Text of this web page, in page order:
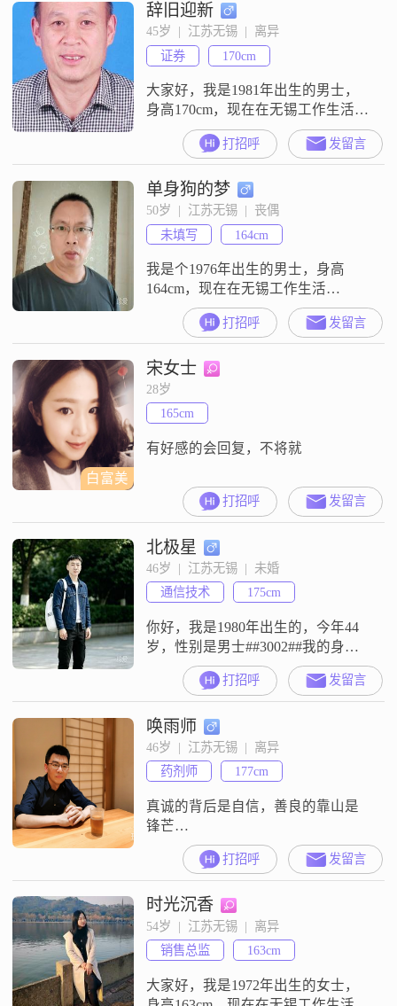
待身边的人都会比较细心##3002##
我性格乐观积极，遇到事情习惯往
好的方面去想##3002##我心思比较
细腻敏感，能注意到生活里的一些
小细
辞旧迎新
45岁  |  江苏无锡  |  离异
证券
170cm
大家好，我是1981年出生的男士，
身高170cm，现在在无锡工作生活
##3002##我的学历是大专，月收入
在5001-8000元这个范围##3002##我
这个人性格比较随和，平时和大家
相处起来都挺轻松的##3002##朋友
们都说我幽默风趣，我觉得这能让
生活多一点乐趣##3002##我做事比
较有责任感，也比较成熟稳重，遇
打招呼 发留言
单身狗的梦
50岁  |  江苏无锡  |  丧偶
未填写
164cm
我是个1976年出生的男士，身高
164cm，现在在无锡工作生活
##3002##目前的月收入在5001到
8000元这个区间，学历是高中及以
下##3002##我性格上比较稳重可
靠，平时为人随和，容易和大家相
处，待人真诚##3002##看待生活比
较乐观积极，工作的时候会认真投
入，生活里也懂得找平衡，不会只
顾着忙工作##300
打招呼 发留言
白富美
宋女士
28岁
165cm
有好感的会回复，不将就
打招呼 发留言
北极星
46岁  |  江苏无锡  |  未婚
通信技术
175cm
你好，我是1980年出生的，今年44
岁，性别是男士##3002##我的身高
是175cm，目前的工作地点在无锡，
学历是大专，月收入在5001到8000
元这个区间##3002##我是一个稳重
可靠的人，平时性格幽默风趣，做
人真诚可靠，做事成熟稳重
##3002##在生活和工作中，我比较
注重平衡工作与生活，不会只顾着
忙工作而忽略
打招呼 发留言
唤雨师
46岁  |  江苏无锡  |  离异
药剂师
177cm
真诚的背后是自信，善良的靠山是
锋芒
##2026####2026####2026####2026##
打招呼 发留言
时光沉香
54岁  |  江苏无锡  |  离异
销售总监
163cm
大家好，我是1972年出生的女士，